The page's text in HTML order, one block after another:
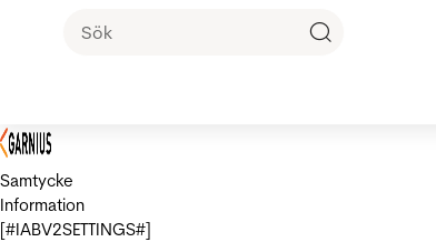
Samtycke
Information
[#IABV2SETTINGS#]